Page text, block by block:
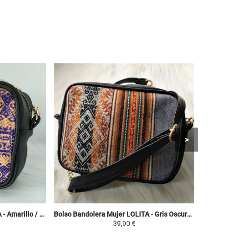
Bolso Bandolera Mujer LOLITA - Amarillo / Colorido - Manto Peruano Motivos Étnicos
Bolso Bandolera Mujer LOLITA - Gris Oscuro / Tonos Marrones - Manto Peruano Motivos Étnicos
39,90 €